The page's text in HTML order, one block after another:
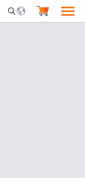
Mobile Search